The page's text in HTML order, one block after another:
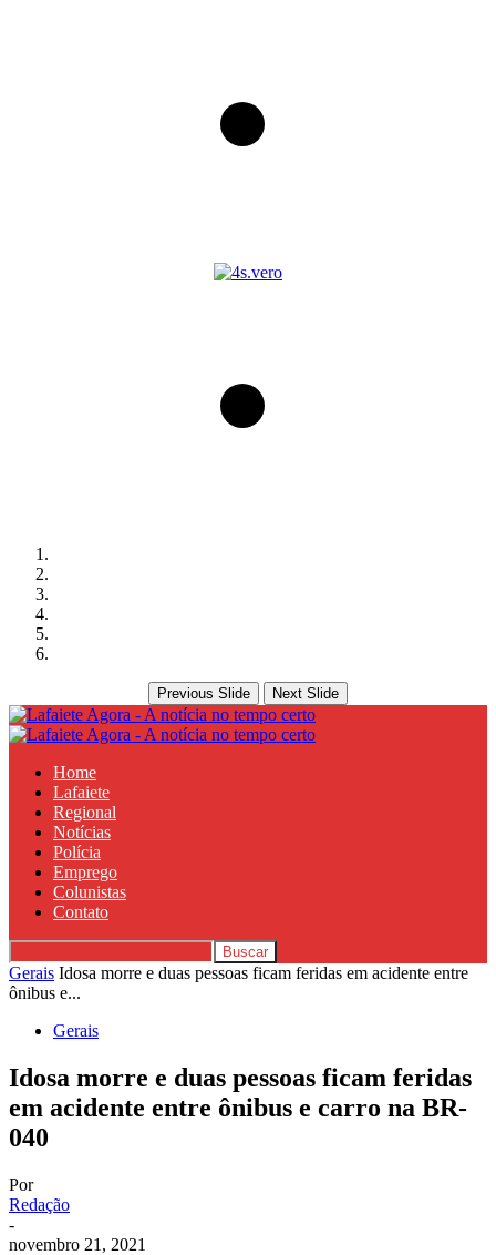
Previous Slide Next Slide
Home
Lafaiete
Regional
Notícias
Polícia
Emprego
Colunistas
Contato
Gerais Idosa morre e duas pessoas ficam feridas em acidente entre
ônibus e...
Gerais
Idosa morre e duas pessoas ficam feridas
em acidente entre ônibus e carro na BR-
040
Por
Redação
-
novembro 21, 2021